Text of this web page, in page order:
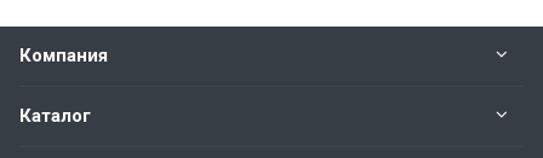
Компания
Каталог